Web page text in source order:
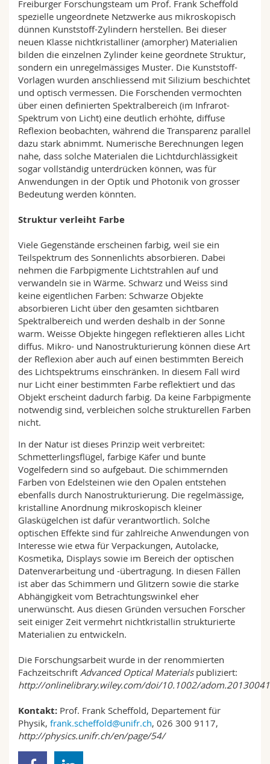
Freiburger Forschungsteam um Prof. Frank Scheffold
spezielle ungeordnete Netzwerke aus mikroskopisch
dünnen Kunststoff-Zylindern herstellen. Bei dieser
neuen Klasse nichtkristalliner (amorpher) Materialien
bilden die einzelnen Zylinder keine geordnete Struktur,
sondern ein unregelmässiges Muster. Die Kunststoff-
Vorlagen wurden anschliessend mit Silizium beschichtet
und optisch vermessen. Die Forschenden vermochten
über einen definierten Spektralbereich (im Infrarot-
Spektrum von Licht) eine deutlich erhöhte, diffuse
Reflexion beobachten, während die Transparenz parallel
dazu stark abnimmt. Numerische Berechnungen legen
nahe, dass solche Materialen die Lichtdurchlässigkeit
sogar vollständig unterdrücken können, was für
Anwendungen in der Optik und Photonik von grosser
Bedeutung werden könnten.
Struktur verleiht Farbe
Viele Gegenstände erscheinen farbig, weil sie ein
Teilspektrum des Sonnenlichts absorbieren. Dabei
nehmen die Farbpigmente Lichtstrahlen auf und
verwandeln sie in Wärme. Schwarz und Weiss sind
keine eigentlichen Farben: Schwarze Objekte
absorbieren Licht über den gesamten sichtbaren
Spektralbereich und werden deshalb in der Sonne
warm. Weisse Objekte hingegen reflektieren alles Licht
diffus. Mikro- und Nanostrukturierung können diese Art
der Reflexion aber auch auf einen bestimmten Bereich
des Lichtspektrums einschränken. In diesem Fall wird
nur Licht einer bestimmten Farbe reflektiert und das
Objekt erscheint dadurch farbig. Da keine Farbpigmente
notwendig sind, verbleichen solche strukturellen Farben
nicht.
In der Natur ist dieses Prinzip weit verbreitet:
Schmetterlingsflügel, farbige Käfer und bunte
Vogelfedern sind so aufgebaut. Die schimmernden
Farben von Edelsteinen wie den Opalen entstehen
ebenfalls durch Nanostrukturierung. Die regelmässige,
kristalline Anordnung mikroskopisch kleiner
Glaskügelchen ist dafür verantwortlich. Solche
optischen Effekte sind für zahlreiche Anwendungen von
Interesse wie etwa für Verpackungen, Autolacke,
Kosmetika, Displays sowie im Bereich der optischen
Datenverarbeitung und -übertragung. In diesen Fällen
ist aber das Schimmern und Glitzern sowie die starke
Abhängigkeit vom Betrachtungswinkel eher
unerwünscht. Aus diesen Gründen versuchen Forscher
seit einiger Zeit vermehrt nichtkristallin strukturierte
Materialien zu entwickeln.
Die Forschungsarbeit wurde in der renommierten
Fachzeitschrift Advanced Optical Materials publiziert:
http://onlinelibrary.wiley.com/doi/10.1002/
Kontakt: Prof. Frank Scheffold, Departement für
Physik, frank.scheffold@unifr.ch, 026 300 9117,
http://physics.unifr.ch/en/page/54/